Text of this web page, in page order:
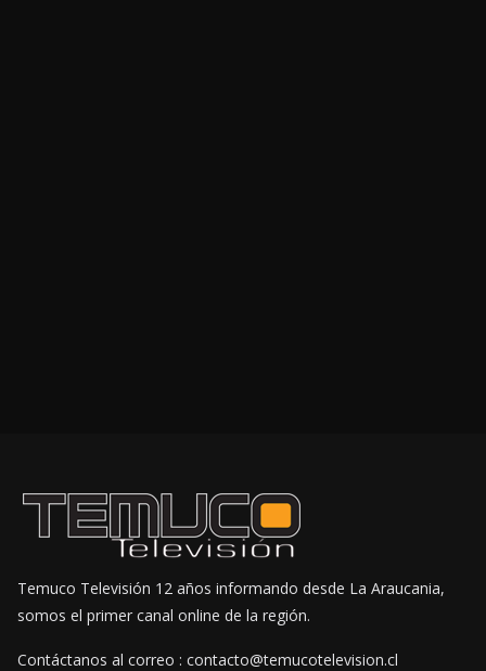
Temuco Televisión 12 años informando desde La Araucania,
somos el primer canal online de la región.
Contáctanos al correo : contacto@temucotelevision.cl